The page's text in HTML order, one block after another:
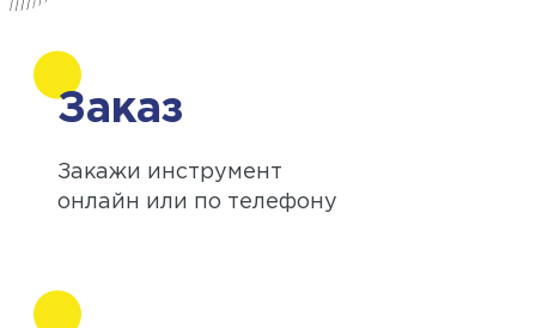
Заказ
Закажи инструмент
онлайн или по телефону